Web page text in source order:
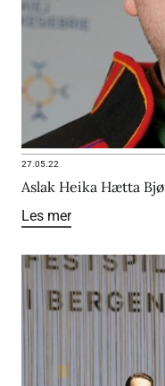
27.05.22
Aslak Heika Hætta
Les mer